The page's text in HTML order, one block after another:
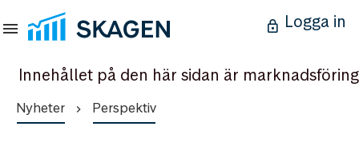
Logga in
Innehållet på den här sidan är marknadsföring
Nyheter Perspektiv